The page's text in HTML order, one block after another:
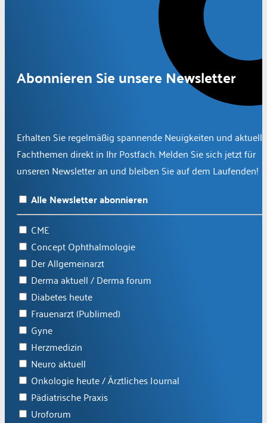
Abonnieren Sie unsere Newsletter
Erhalten Sie regelmäßig spannende Neuigkeiten und aktuelle
Fachthemen direkt in Ihr Postfach. Melden Sie sich jetzt für
unseren Newsletter an und bleiben Sie auf dem Laufenden!
Alle Newsletter abonnieren
CME
Concept Ophthalmologie
Der Allgemeinarzt
Derma aktuell / Derma forum
Diabetes heute
Frauenarzt (Publimed)
Gyne
Herzmedizin
Neuro aktuell
Onkologie heute / Ärztliches Journal
Pädiatrische Praxis
Uroforum